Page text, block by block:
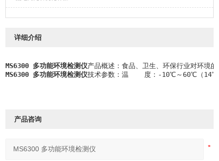
详细介绍
MS6300 多功能环境检测仪产品概述：食品、卫生、环保行业对环境
MS6300 多功能环境检测仪技术参数：温    度：-10℃～60℃（14℉
产品咨询